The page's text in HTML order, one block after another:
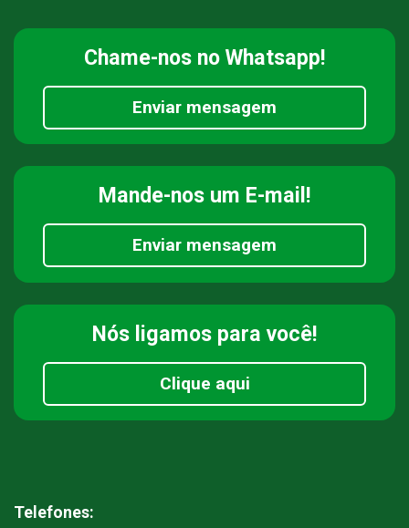
Chame-nos no Whatsapp!
Enviar mensagem
Mande-nos um E-mail!
Enviar mensagem
Nós ligamos para você!
Clique aqui
Telefones: